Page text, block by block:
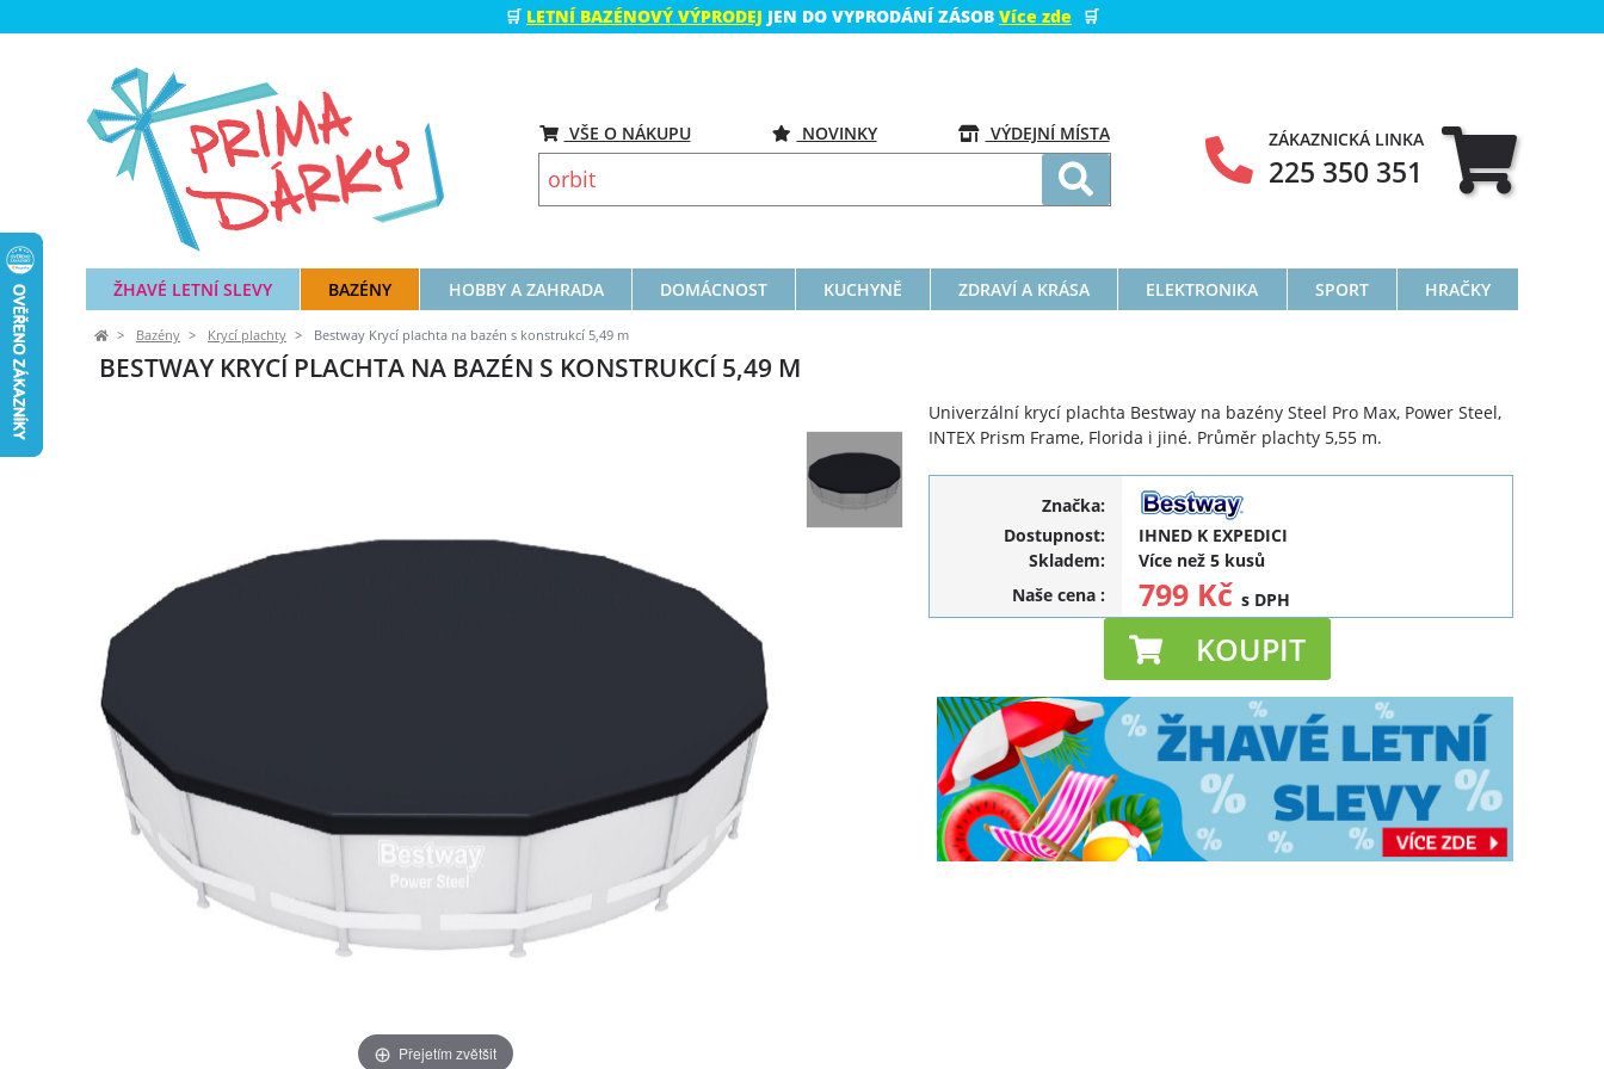
🛒 LETNÍ BAZÉNOVÝ VÝPRODEJ JEN DO VYPRODÁNÍ ZÁSOB Více zde 🛒
VŠE O NÁKUPU NOVINKY VÝDEJNÍ MÍSTA ZÁKAZNICKÁ LINKA
225 350 351
ŽHAVÉ LETNÍ SLEVY BAZÉNY HOBBY A ZAHRADA DOMÁCNOST KUCHYNĚ ZDRAVÍ A KRÁSA ELEKTRONIKA SPORT HRAČKY
Bazény Krycí plachty Bestway Krycí plachta na bazén s konstrukcí 5,49 m
BESTWAY KRYCÍ PLACHTA NA BAZÉN S KONSTRUKCÍ 5,49 M
Přejetím zvětšit
Univerzální krycí plachta Bestway na bazény Steel Pro Max, Power Steel,
INTEX Prism Frame, Florida i jiné. Průměr plachty 5,55 m.
Značka:
Dostupnost:
IHNED K EXPEDICI
Skladem:
Více než 5 kusů
Naše cena: 799 Kčs DPH
KOUPIT